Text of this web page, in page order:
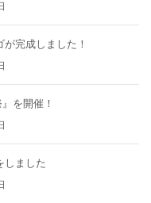
完成しました！
を開催！
しました